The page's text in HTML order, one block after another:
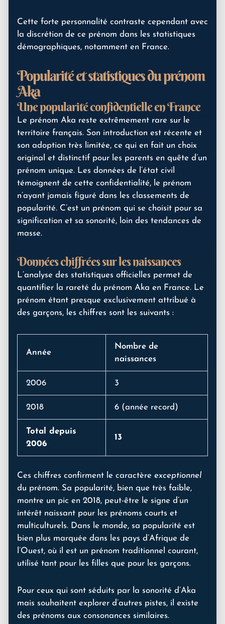
Cette forte personnalité contraste cependant avec
la discrétion de ce prénom dans les statistiques
démographiques, notamment en France.
Popularité et statistiques du prénom
Aka
Une popularité confidentielle en France
Le prénom Aka reste extrêmement rare sur le
territoire français. Son introduction est récente et
son adoption très limitée, ce qui en fait un choix
original et distinctif pour les parents en quête d’un
prénom unique. Les données de l’état civil
témoignent de cette confidentialité, le prénom
n’ayant jamais figuré dans les classements de
popularité. C’est un prénom qui se choisit pour sa
signification et sa sonorité, loin des tendances de
masse.
Données chiffrées sur les naissances
L’analyse des statistiques officielles permet de
quantifier la rareté du prénom Aka en France. Le
prénom étant presque exclusivement attribué à
des garçons, les chiffres sont les suivants :
Année
Nombre de
naissances
2006 3
2018 6 (année record)
Total depuis
2006
13
Ces chiffres confirment le caractère exceptionnel
du prénom. Sa popularité, bien que très faible,
montre un pic en 2018, peut-être le signe d’un
intérêt naissant pour les prénoms courts et
multiculturels. Dans le monde, sa popularité est
bien plus marquée dans les pays d’Afrique de
l’Ouest, où il est un prénom traditionnel courant,
utilisé tant pour les filles que pour les garçons.
Pour ceux qui sont séduits par la sonorité d’Aka
mais souhaitent explorer d’autres pistes, il existe
des prénoms aux consonances similaires.